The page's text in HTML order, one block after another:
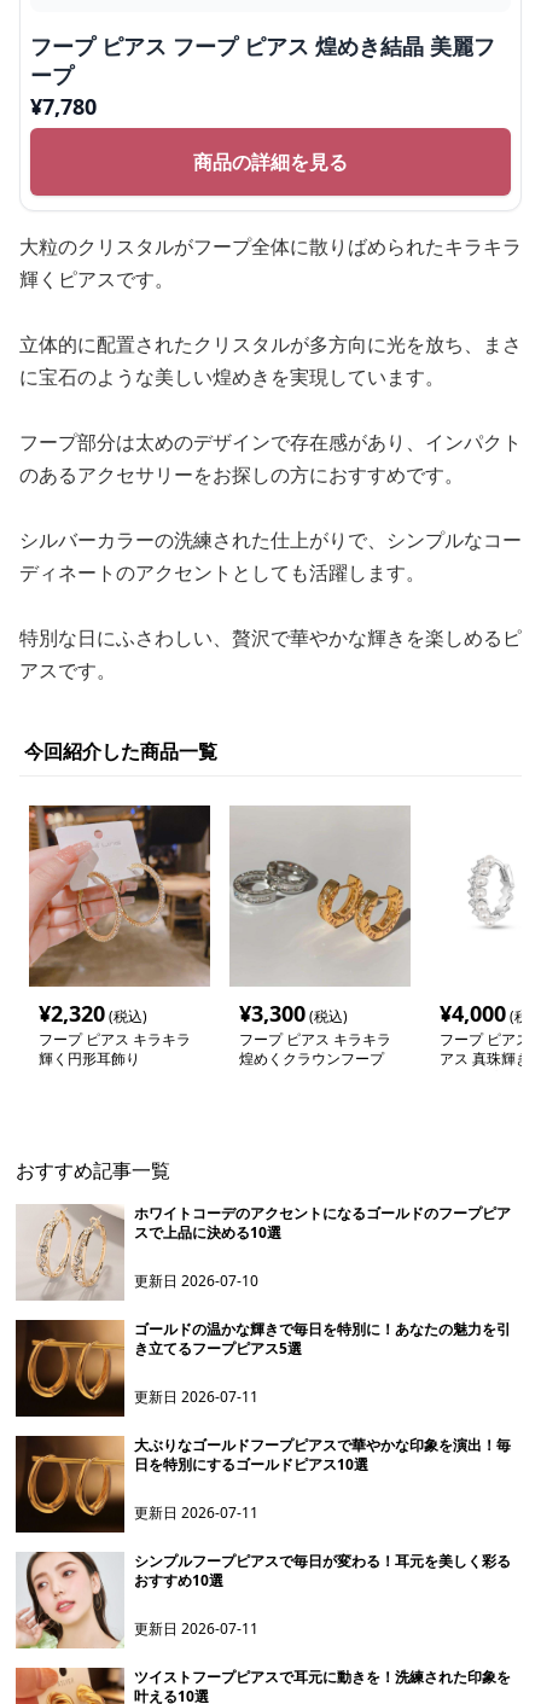
フープ ピアス フープ ピアス 煌めき結晶 美麗フ
ープ
¥7,780
商品の詳細を見る
大粒のクリスタルがフープ全体に散りばめられたキラキラ
輝くピアスです。
立体的に配置されたクリスタルが多方向に光を放ち、まさ
に宝石のような美しい煌めきを実現しています。
フープ部分は太めのデザインで存在感があり、インパクト
のあるアクセサリーをお探しの方におすすめです。
シルバーカラーの洗練された仕上がりで、シンプルなコー
ディネートのアクセントとしても活躍します。
特別な日にふさわしい、贅沢で華やかな輝きを楽しめるピ
アスです。
今回紹介した商品一覧
¥2,320(税込)
フープ ピアス キラキラ
輝く円形耳飾り
¥3,300(税込)
フープ ピアス キラキラ
煌めくクラウンフープ
¥4,000(税
フープ ピアス
アス 真珠輝き
おすすめ記事一覧
ホワイトコーデのアクセントになるゴールドのフープピア
スで上品に決める10選
更新日2026-07-10
ゴールドの温かな輝きで毎日を特別に！あなたの魅力を引
き立てるフープピアス5選
更新日2026-07-11
大ぶりなゴールドフープピアスで華やかな印象を演出！毎
日を特別にするゴールドピアス10選
更新日2026-07-11
シンプルフープピアスで毎日が変わる！耳元を美しく彩る
おすすめ10選
更新日2026-07-11
ツイストフープピアスで耳元に動きを！洗練された印象を
叶える10選